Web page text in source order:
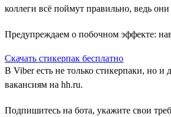
коллеги всё поймут правильно, ведь
Предупреждаем о побочном эффекте:
Скачать стикерпак бесплатно
В Viber есть не только стикерпаки, но
вакансиям на hh.ru.
Подпишитесь на бота, укажите свои